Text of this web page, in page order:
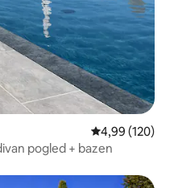
Prosječna
4,99 (120)
pogled + bazen